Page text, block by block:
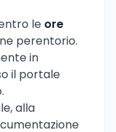
le ore
perentorio.
in
il portale
alla